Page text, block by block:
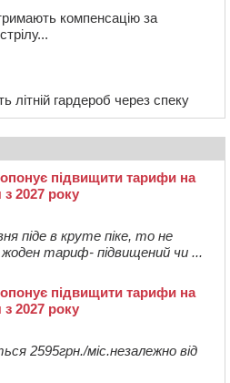
компенсацію за
літній гардероб через спеку
підвищити тарифи на
2027 року
піде в круте піке, то не
тариф- підвищений чи ...
підвищити тарифи на
2027 року
2595грн./міс.незалежно від